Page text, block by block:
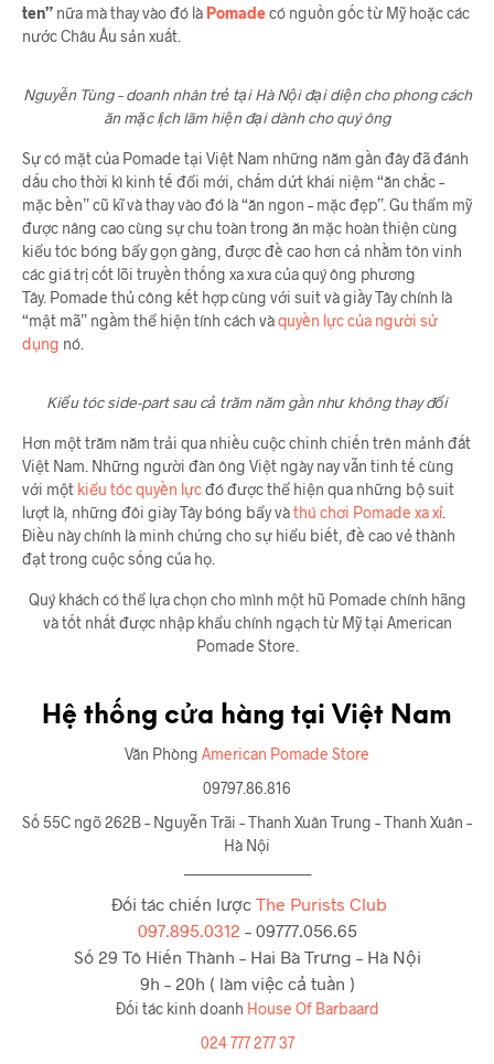
ten” nữa mà thay vào đó là Pomadecó nguồn gốc từ Mỹ hoặc các
nước Châu Âu sản xuất.
Nguyễn Tùng – doanh nhân trẻ tại Hà Nội đại diện cho phong cách
ăn mặc lịch lãm hiện đại dành cho quý ông
Sự có mặt của Pomade tại Việt Nam những năm gần đây đã đánh
dấu cho thời kì kinh tế đổi mới, chấm dứt khái niệm “ăn chắc –
mặc bền” cũ kĩ và thay vào đó là “ăn ngon – mặc đẹp”. Gu thẩm mỹ
được nâng cao cùng sự chu toàn trong ăn mặc hoàn thiện cùng
kiểu tóc bóng bẩy gọn gàng, được đề cao hơn cả nhằm tôn vinh
các giá trị cốt lõi truyền thống xa xưa của quý ông phương
Tây. Pomade thủ công kết hợp cùng với suit và giầy Tây chính là
“mật mã” ngầm thể hiện tính cách vàquyền lực của người sử
dụng nó.
Kiểu tóc side-part sau cả trăm năm gần như không thay đổi
Hơn một trăm năm trải qua nhiều cuộc chinh chiến trên mảnh đất
Việt Nam. Những người đàn ông Việt ngày nay vẫn tinh tế cùng
với một kiểu tóc quyền lựcđó được thể hiện qua những bộ suit
lượt là, những đôi giày Tây bóng bẩy vàthú chơi Pomade xa xỉ
Điều này chính là minh chứng cho sự hiểu biết, đề cao vẻ thành
đạt trong cuộc sống của họ.
Quý khách có thể lựa chọn cho mình một hũ Pomade chính hãng
và tốt nhất được nhập khẩu chính ngạch từ Mỹ tại American
Pomade Store.
Hệ thống cửa hàng tại Việt Nam
Văn Phòng American Pomade Store
09797.86.816
Số 55C ngõ 262B – Nguyễn Trãi – Thanh Xuân Trung – Thanh Xuân –
Hà Nội
Đối tác chiến lược The Purists Club
097.895.0312 – 09777.056.65
Số 29 Tô Hiến Thành – Hai Bà Trưng – Hà Nội
9h – 20h ( làm việc cả tuần )
Đối tác kinh doanh House Of Barbaard
024 777 277 37